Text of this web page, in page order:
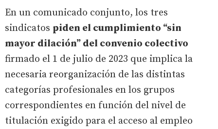
En un comunicado conjunto, los tres
sindicatos piden el cumplimiento “sin
mayor dilación” del convenio colectivo
firmado el 1 de julio de 2023 que implica la
necesaria reorganización de las distintas
categorías profesionales en los grupos
correspondientes en función del nivel de
titulación exigido para el acceso al empleo